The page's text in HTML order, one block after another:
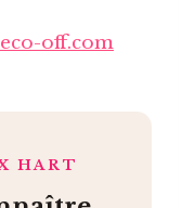
off.com
HART